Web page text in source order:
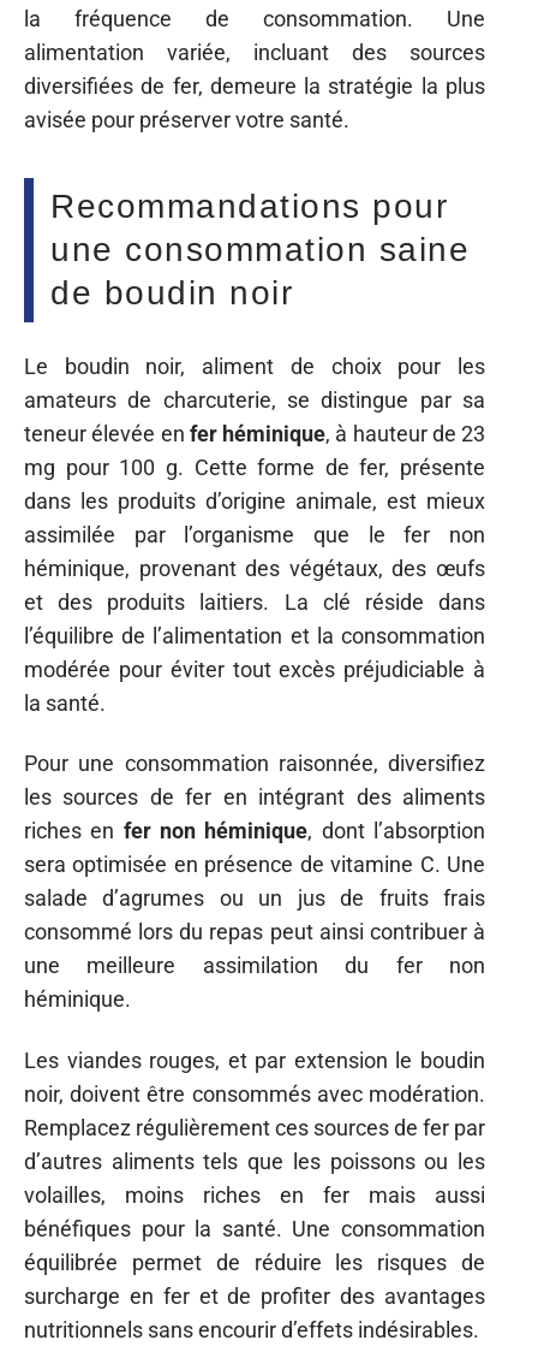
la fréquence de consommation. Une
alimentation variée, incluant des sources
diversifiées de fer, demeure la stratégie la plus
avisée pour préserver votre santé.
Recommandations pour
une consommation saine
de boudin noir
Le boudin noir, aliment de choix pour les
amateurs de charcuterie, se distingue par sa
teneur élevée en fer héminique, à hauteur de 23
mg pour 100 g. Cette forme de fer, présente
dans les produits d’origine animale, est mieux
assimilée par l’organisme que le fer non
héminique, provenant des végétaux, des œufs
et des produits laitiers. La clé réside dans
l’équilibre de l’alimentation et la consommation
modérée pour éviter tout excès préjudiciable à
la santé.
Pour une consommation raisonnée, diversifiez
les sources de fer en intégrant des aliments
riches en fer non héminique, dont l’absorption
sera optimisée en présence de vitamine C. Une
salade d’agrumes ou un jus de fruits frais
consommé lors du repas peut ainsi contribuer à
une meilleure assimilation du fer non
héminique.
Les viandes rouges, et par extension le boudin
noir, doivent être consommés avec modération.
Remplacez régulièrement ces sources de fer par
d’autres aliments tels que les poissons ou les
volailles, moins riches en fer mais aussi
bénéfiques pour la santé. Une consommation
équilibrée permet de réduire les risques de
surcharge en fer et de profiter des avantages
nutritionnels sans encourir d’effets indésirables.